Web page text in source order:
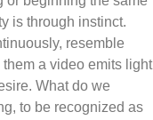
is through instinct.
resemble
a video emits light
What do we
to be recognized as